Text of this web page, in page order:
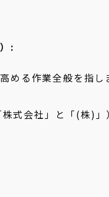
:
める作業全般を指し
式会社」と「(株)」